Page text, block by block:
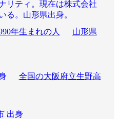
リティ。現在は株式会社
る。山形県出身。
年生まれの人
山形県
身 全国の大阪府立生野高
出身